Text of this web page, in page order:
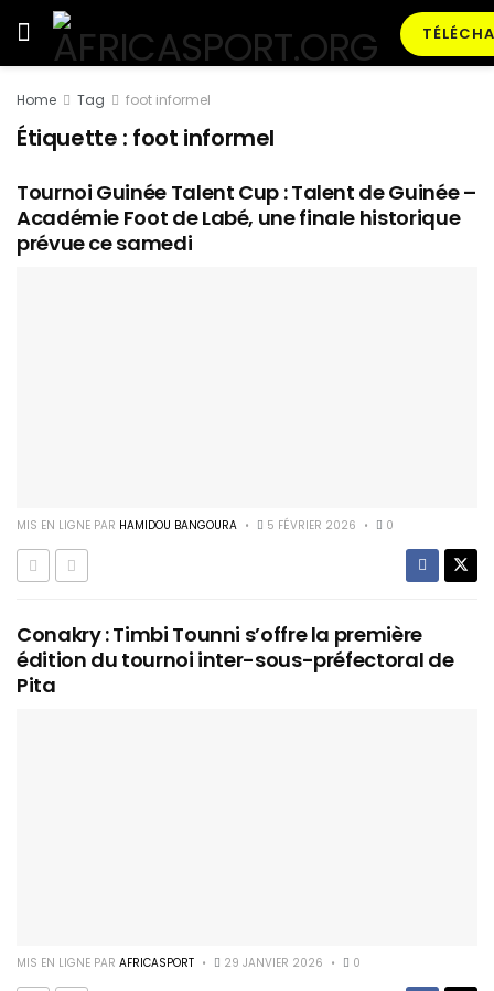
Home Tag foot informel
Étiquette : foot informel
Tournoi Guinée Talent Cup : Talent de Guinée –
Académie Foot de Labé, une finale historique
prévue ce samedi
MIS EN LIGNE PAR HAMIDOU BANGOURA 5 FÉVRIER 2026 0
Conakry : Timbi Tounni s’offre la première
édition du tournoi inter-sous-préfectoral de
Pita
MIS EN LIGNE PAR AFRICASPORT 29 JANVIER 2026 0